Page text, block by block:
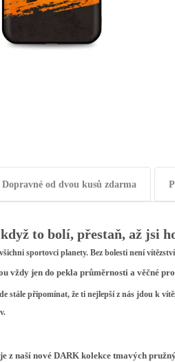
Dopravné od dvou kusů zdarma
to bolí, přestaň, až jsi
sportovci planety. Bez bolesti není
vždy jen do pekla průměrnosti a věčné
stále připomínat, že ti nejlepší z nás jdou k
z naší novéDARK kolekce tmavých